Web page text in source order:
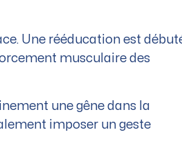
Une rééducation est
musculaire des
une gêne dans la
imposer un geste